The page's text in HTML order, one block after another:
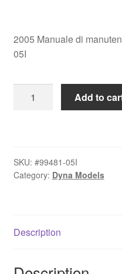
2005 Manuale di
05I
2005
Dyna
#99481-
Add to
SKU: #99481-05I
Category: Dyna Models
Description